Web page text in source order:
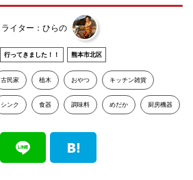
ライター：ひらの
行ってきました！！ 熊本市北区
古民家 植木 おやつ キッチン雑貨
シンク 食器 調味料 めだか 厨房機器